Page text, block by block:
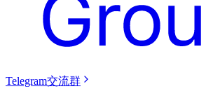
Telegram交流群